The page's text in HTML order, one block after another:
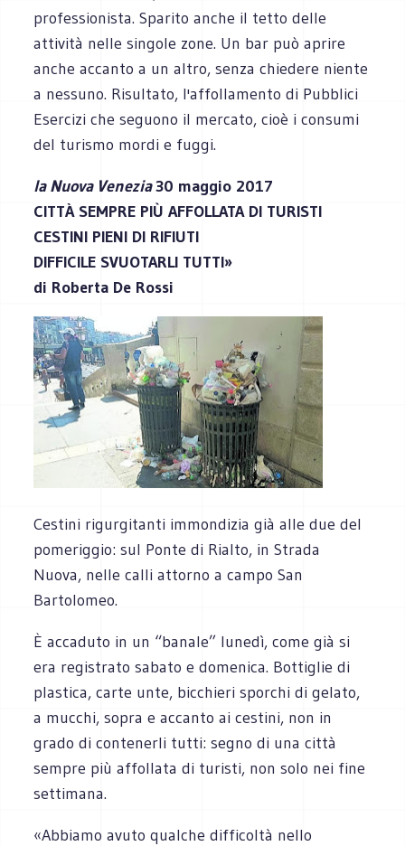
professionista. Sparito anche il tetto delle
attività nelle singole zone. Un bar può aprire
anche accanto a un altro, senza chiedere niente
a nessuno. Risultato, l'affollamento di Pubblici
Esercizi che seguono il mercato, cioè i consumi
del turismo mordi e fuggi.
la Nuova Venezia30 maggio 2017
CITTÀ SEMPRE PIÙ AFFOLLATA DI TURISTI
CESTINI PIENI DI RIFIUTI
DIFFICILE SVUOTARLI TUTTI»
di Roberta De Rossi
Cestini rigurgitanti immondizia già alle due del
pomeriggio: sul Ponte di Rialto, in Strada
Nuova, nelle calli attorno a campo San
Bartolomeo.
È accaduto in un “banale” lunedì, come già si
era registrato sabato e domenica. Bottiglie di
plastica, carte unte, bicchieri sporchi di gelato,
a mucchi, sopra e accanto ai cestini, non in
grado di contenerli tutti: segno di una città
sempre più affollata di turisti, non solo nei fine
settimana.
«Abbiamo avuto qualche difficoltà nello